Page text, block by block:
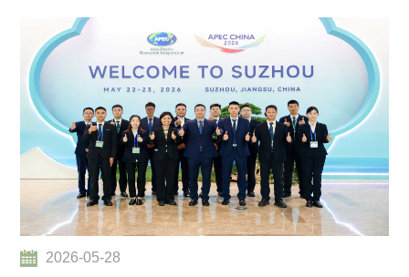
2026-05-28